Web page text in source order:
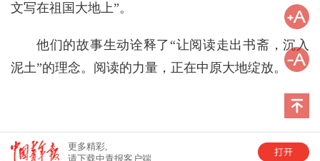
文写在祖国大地上”。
他们的故事生动诠释了“让阅读走出书斋，沉入
泥土”的理念。阅读的力量，正在中原大地绽放。
更多精彩,
请下载中青报客户端